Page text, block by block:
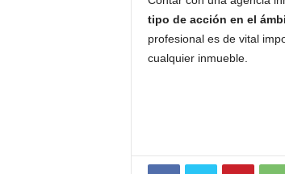
tipo de acción en el
profesional es de vital
cualquier inmueble.